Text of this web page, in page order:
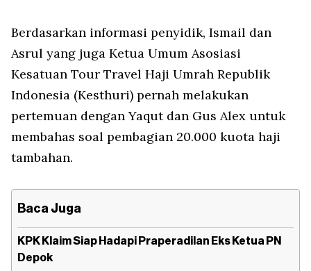
Berdasarkan informasi penyidik, Ismail dan
Asrul yang juga Ketua Umum Asosiasi
Kesatuan Tour Travel Haji Umrah Republik
Indonesia (Kesthuri) pernah melakukan
pertemuan dengan Yaqut dan Gus Alex untuk
membahas soal pembagian 20.000 kuota haji
tambahan.
Baca Juga
KPK Klaim Siap Hadapi Praperadilan Eks Ketua PN
Depok